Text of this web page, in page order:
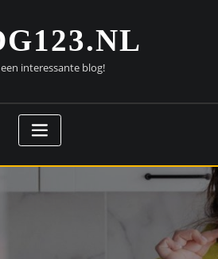
interessante blog!